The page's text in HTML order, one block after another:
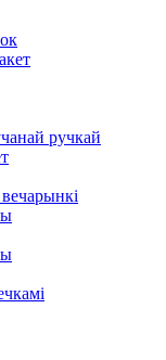
ручкай